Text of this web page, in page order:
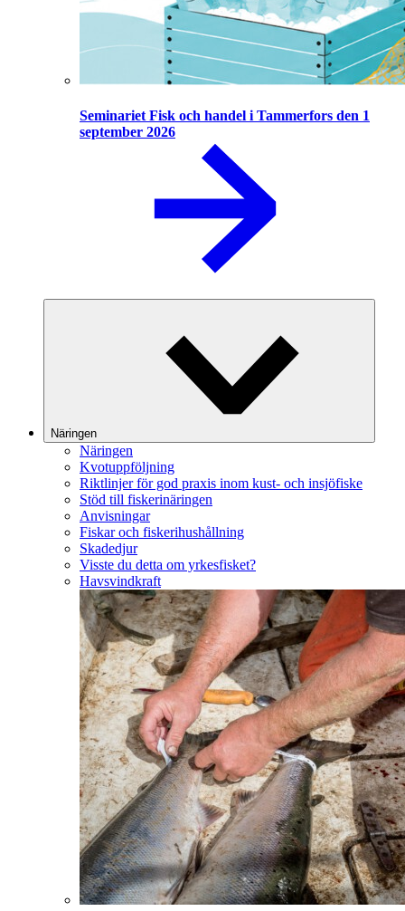
Seminariet Fisk och handel i Tammerfors den 1
september 2026
Näringen
Näringen
Kvotuppföljning
Riktlinjer för god praxis inom kust- och insjöfiske
Stöd till fiskerinäringen
Anvisningar
Fiskar och fiskerihushållning
Skadedjur
Visste du detta om yrkesfisket?
Havsvindkraft